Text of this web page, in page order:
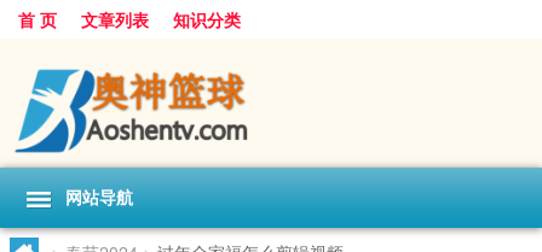
首 页 文章列表 知识分类
网站导航